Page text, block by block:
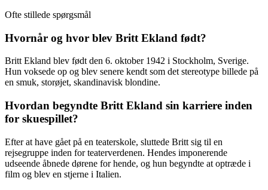
Ofte stillede spørgsmål
Hvornår og hvor blev Britt Ekland født?
Britt Ekland blev født den 6. oktober 1942 i Stockholm, Sverige.
Hun voksede op og blev senere kendt som det stereotype billede på
en smuk, storøjet, skandinavisk blondine.
Hvordan begyndte Britt Ekland sin karriere inden
for skuespillet?
Efter at have gået på en teaterskole, sluttede Britt sig til en
rejsegruppe inden for teaterverdenen. Hendes imponerende
udseende åbnede dørene for hende, og hun begyndte at optræde i
film og blev en stjerne i Italien.